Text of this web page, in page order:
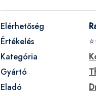
Elérhetőség
Értékelés
Kategória
Gyártó
Eladó